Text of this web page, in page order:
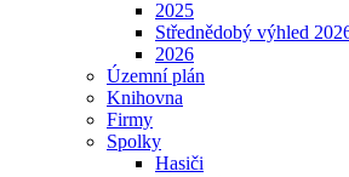
2025
Střednědobý výhled
2026
Územní plán
Knihovna
Firmy
Spolky
Hasiči